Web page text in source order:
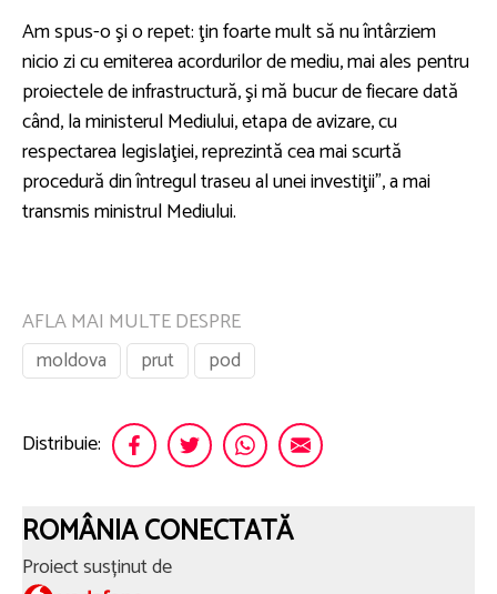
Am spus-o şi o repet: ţin foarte mult să nu întârziem
nicio zi cu emiterea acordurilor de mediu, mai ales pentru
proiectele de infrastructură, şi mă bucur de fiecare dată
când, la ministerul Mediului, etapa de avizare, cu
respectarea legislaţiei, reprezintă cea mai scurtă
procedură din întregul traseu al unei investiţii”, a mai
transmis ministrul Mediului.
AFLA MAI MULTE DESPRE
moldova
prut pod
Distribuie:
ROMÂNIA CONECTATĂ
Proiect susținut de